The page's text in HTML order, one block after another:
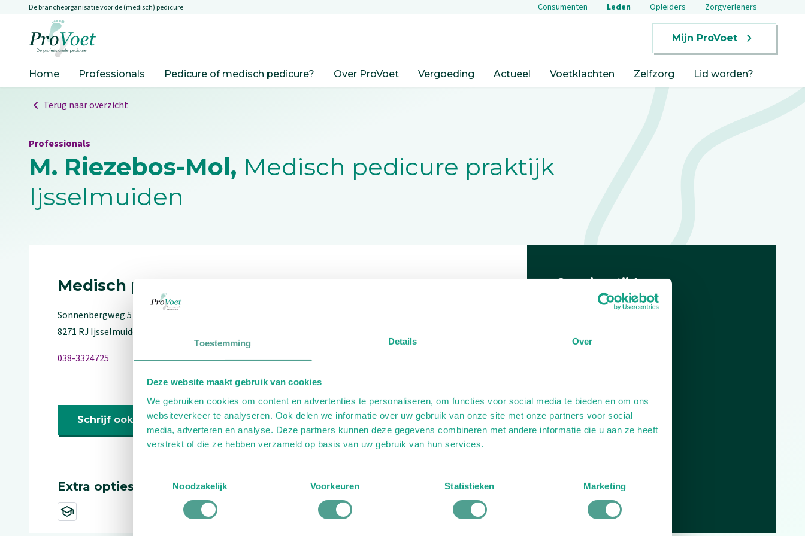
Toestemming Details Over
Deze website maakt gebruik van cookies
We gebruiken cookies om content en advertenties te personaliseren, om functies voor social media te bieden en om ons
websiteverkeer te analyseren. Ook delen we informatie over uw gebruik van onze site met onze partners voor social
media, adverteren en analyse. Deze partners kunnen deze gegevens combineren met andere informatie die u aan ze heeft
verstrekt of die ze hebben verzameld op basis van uw gebruik van hun services.
Noodzakelijk
Voorkeuren Statistieken Marketing
Overslaan en naar de inhoud gaan
De brancheorganisatie voor de (medisch) pedicure Consumenten Leden Opleiders Zorgverleners
Mijn ProVoet
Home Professionals Pedicure of medisch pedicure? Over ProVoet Vergoeding Actueel Voetklachten Zelfzorg Lid worden?
Terug naar overzicht
Professionals
M. Riezebos-Mol, Medisch pedicure praktijk
Ijsselmuiden
Medisch pedicure
Sonnenbergweg5
8271 RJIjsselmuiden
038-3324725
Schrijf ook een review
Extra opties
Openingstijden
Plan je route